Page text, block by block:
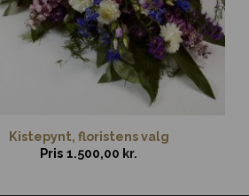
Kistepynt, floristens valg
Pris 1.500,00 kr.